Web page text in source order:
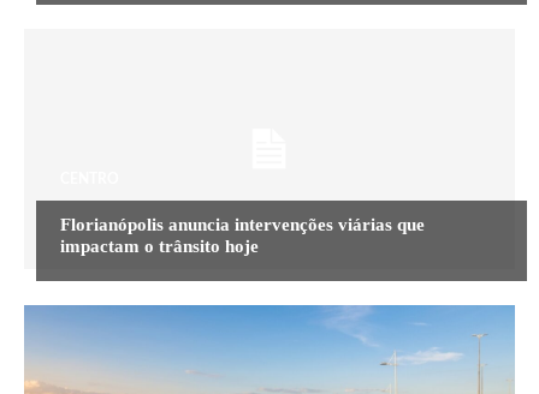
Florianópolis anuncia intervenções viárias que
impactam o trânsito hoje